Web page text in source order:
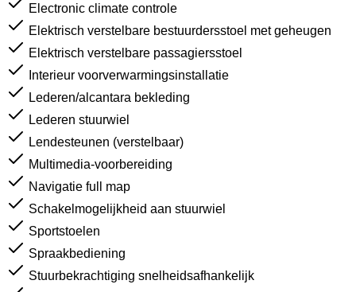
Electronic climate controle
Elektrisch verstelbare bestuurdersstoel met geheugen
Elektrisch verstelbare passagiersstoel
Interieur voorverwarmingsinstallatie
Lederen/alcantara bekleding
Lederen stuurwiel
Lendesteunen (verstelbaar)
Multimedia-voorbereiding
Navigatie full map
Schakelmogelijkheid aan stuurwiel
Sportstoelen
Spraakbediening
Stuurbekrachtiging snelheidsafhankelijk